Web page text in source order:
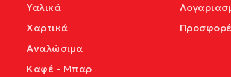
Υαλικά
Χαρτικά
Αναλώσιμα
Καφέ - Μπαρ